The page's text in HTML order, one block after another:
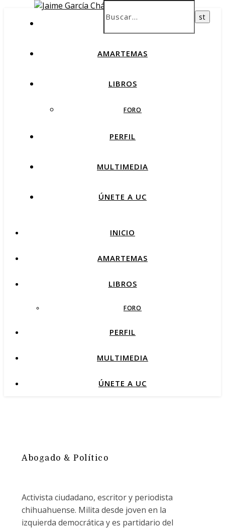
AMARTEMAS
LIBROS
FORO
PERFIL
MULTIMEDIA
ÚNETE A UC
INICIO
AMARTEMAS
LIBROS
FORO
PERFIL
MULTIMEDIA
ÚNETE A UC
Abogado & Político
Activista ciudadano, escritor y periodista
chihuahuense. Milita desde joven en la
izquierda democrática y es partidario del